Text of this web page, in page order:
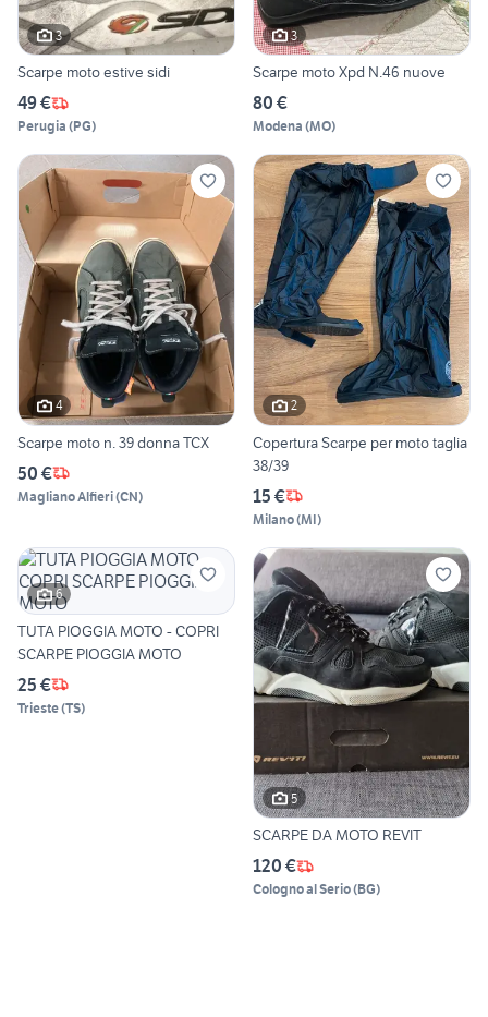
3
Scarpe moto estive sidi
49 €
Perugia (PG)
3
Scarpe moto Xpd N.46 nuove
80 €
Modena (MO)
4
Scarpe moto n. 39 donna TCX
50 €
Magliano Alfieri(CN)
2
Copertura Scarpe per moto taglia
38/39
15 €
Milano(MI)
6
TUTA PIOGGIA MOTO - COPRI
SCARPE PIOGGIA MOTO
25 €
Trieste(TS)
5
SCARPE DA MOTO REVIT
120 €
Cologno al Serio(BG)